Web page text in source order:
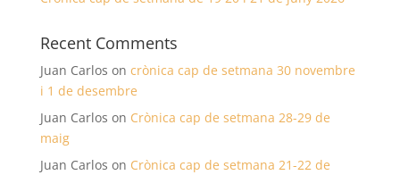
Recent Comments
Juan Carlos on crònica cap de setmana 30 novembre
i 1 de desembre
Juan Carlos on Crònica cap de setmana 28-29 de
maig
Juan Carlos on Crònica cap de setmana 21-22 de